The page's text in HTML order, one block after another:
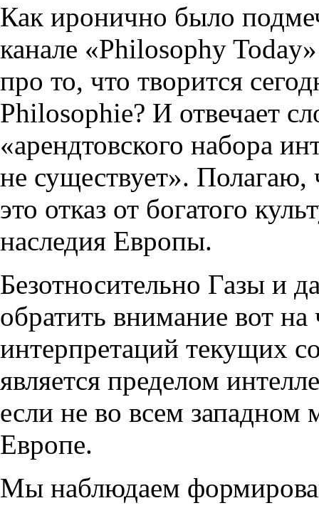
Как иронично было
канале «Philosophy
про то, что творится
Philosophie? И отвечает
«арендтовского набора
не существует».
это отказ от богатого
наследия Европы.
Безотносительно Газы и
обратить внимание вот
интерпретаций текущих
является пределом
если не во всем западном
Европе.
Мы наблюдаем